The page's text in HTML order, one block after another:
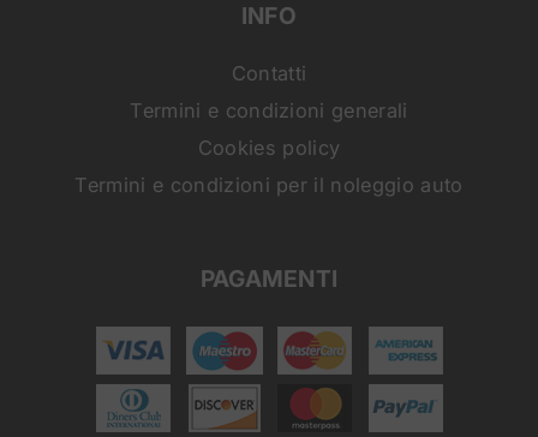
INFO
Contatti
Termini e condizioni generali
Cookies policy
Termini e condizioni per il noleggio auto
PAGAMENTI